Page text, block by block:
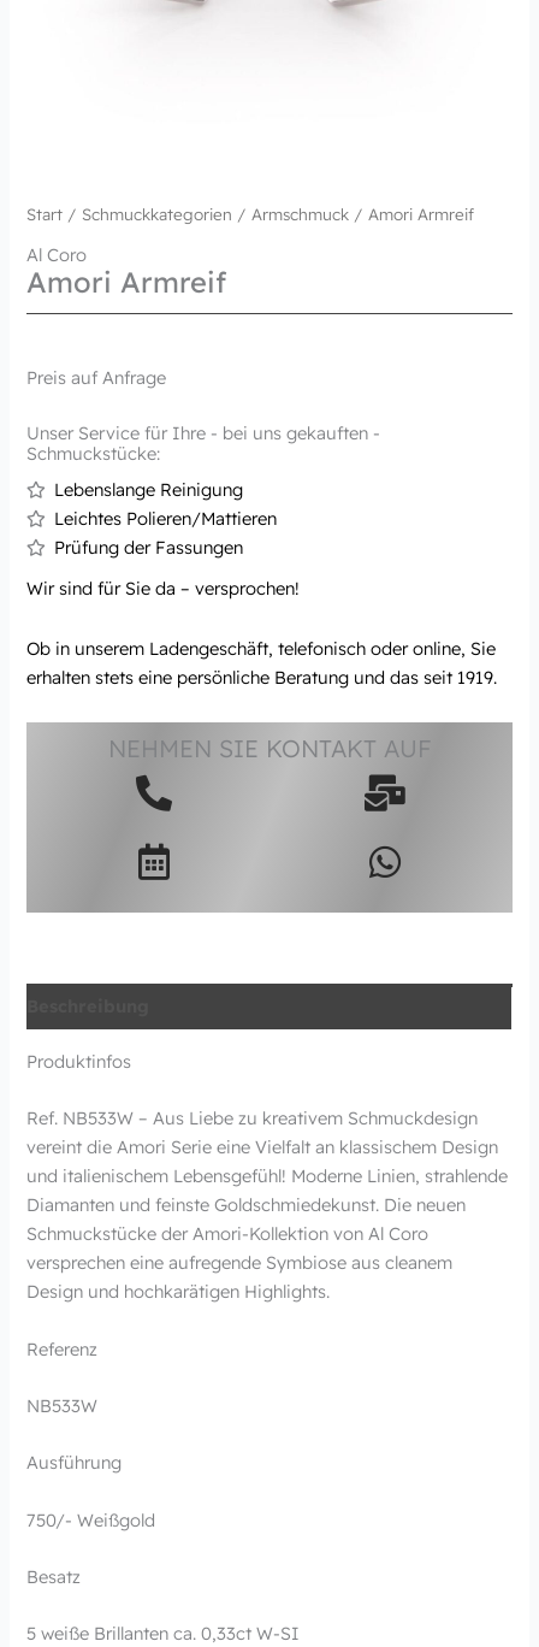
Start / Schmuckkategorien / Armschmuck / Amori Armreif
Al Coro
Amori Armreif
Preis auf Anfrage
Unser Service für Ihre - bei uns gekauften -
Schmuckstücke:
Lebenslange Reinigung
Leichtes Polieren/Mattieren
Prüfung der Fassungen
Wir sind für Sie da – versprochen!
Ob in unserem Ladengeschäft, telefonisch oder online, Sie
erhalten stets eine persönliche Beratung und das seit 1919.
NEHMEN SIE KONTAKT AUF
Produktinfos
Ref. NB533W – Aus Liebe zu kreativem Schmuckdesign
vereint die Amori Serie eine Vielfalt an klassischem Design
und italienischem Lebensgefühl! Moderne Linien, strahlende
Diamanten und feinste Goldschmiedekunst. Die neuen
Schmuckstücke der Amori-Kollektion von Al Coro
versprechen eine aufregende Symbiose aus cleanem
Design und hochkarätigen Highlights.
Referenz
NB533W
Ausführung
750/- Weißgold
Besatz
5 weiße Brillanten ca. 0,33ct W-SI